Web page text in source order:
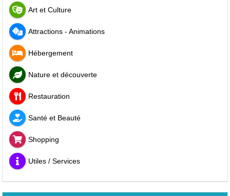
Art et Culture
Attractions - Animations
Hébergement
Nature et découverte
Restauration
Santé et Beauté
Shopping
Utiles / Services